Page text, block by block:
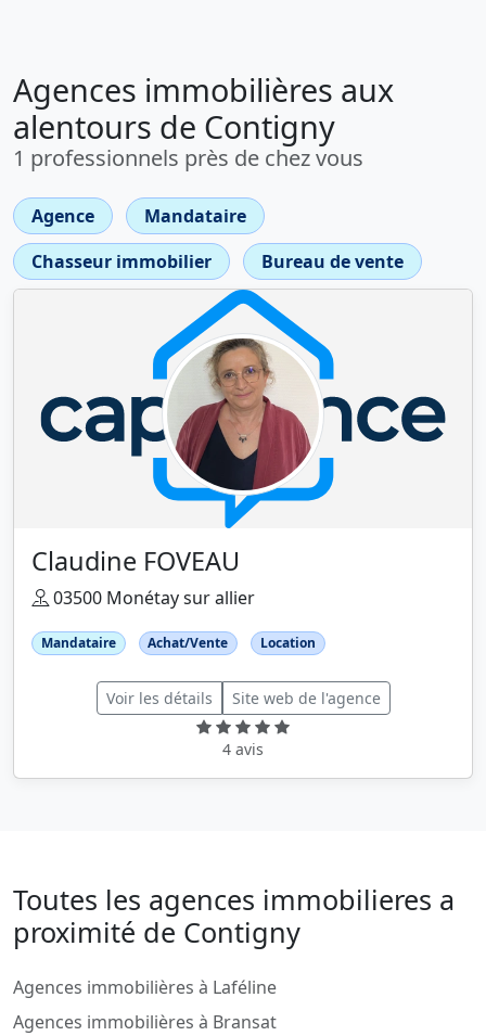
Agences immobilières aux
alentours de Contigny
1 professionnels près de chez vous
Agence
Mandataire
Chasseur immobilier
Bureau de vente
Claudine FOVEAU
03500 Monétay sur allier
Mandataire Achat/Vente Location
Voir les détails Site web de l'agence
4 avis
Toutes les agences immobilieres a
proximité de Contigny
Agences immobilières à Laféline
Agences immobilières à Bransat